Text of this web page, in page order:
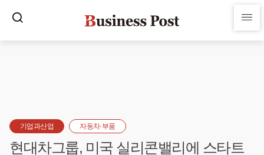
기업과산업 자동차·부품
현대차그룹, 미국 실리콘밸리에 스타트